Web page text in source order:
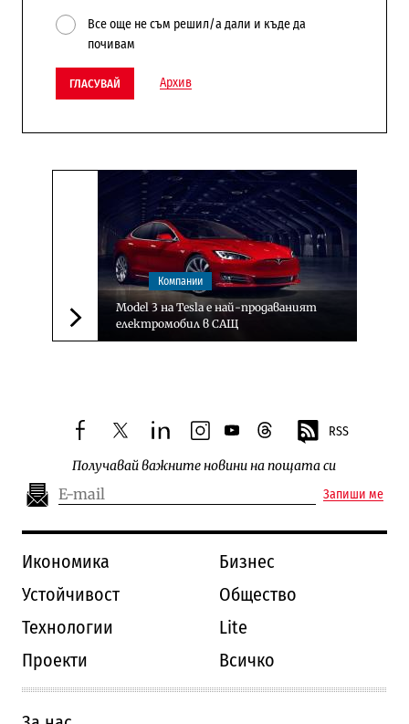
Все още не съм решил/а дали и къде да
почивам
ГЛАСУВАЙ Архив
Следваща новина
Компании
Model 3 на Tesla е най-продаваният
електромобил в САЩ
facebooktwitterlinkedininstagram
youtubethreads RSS
Получавай важните новини на пощата си
Запиши ме
Икономика
Бизнес
Устойчивост
Общество
Технологии
Lite
Проекти
Всичко